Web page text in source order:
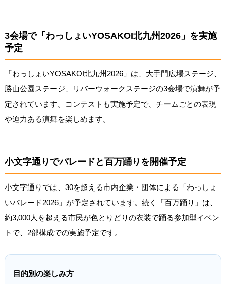
3会場で「わっしょいYOSAKOI北九州2026」を実施
予定
「わっしょいYOSAKOI北九州2026」は、大手門広場ステージ、
勝山公園ステージ、リバーウォークステージの3会場で演舞が予
定されています。コンテストも実施予定で、チームごとの表現
や迫力ある演舞を楽しめます。
小文字通りでパレードと百万踊りを開催予定
小文字通りでは、30を超える市内企業・団体による「わっしょ
いパレード2026」が予定されています。続く「百万踊り」は、
約3,000人を超える市民が色とりどりの衣装で踊る参加型イベン
トで、2部構成での実施予定です。
目的別の楽しみ方